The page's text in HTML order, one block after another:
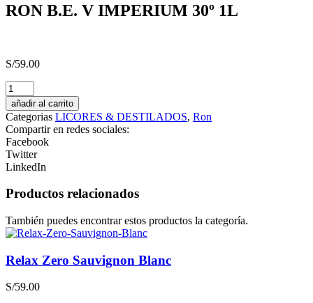
RON B.E. V IMPERIUM 30º 1L
S/59.00
WINE
IN
THE
VAGINE
cantidad
añadir al carrito
Categorias LICORES & DESTILADOS, Ron
Compartir en redes sociales:
Facebook
Twitter
LinkedIn
Productos relacionados
También puedes encontrar estos productos la categoría.
Relax Zero Sauvignon Blanc
S/59.00